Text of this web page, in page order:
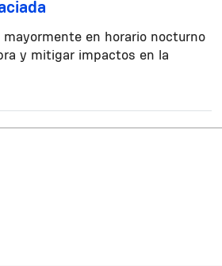
en horario nocturno
y mitigar impactos en la